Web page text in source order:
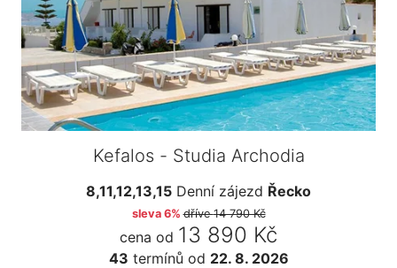
Kefalos - Studia Archodia
8,11,12,13,15 Denní zájezd Řecko
sleva 6% dříve14 790 Kč
cena od 13 890 Kč
43 termínů od 22. 8. 2026